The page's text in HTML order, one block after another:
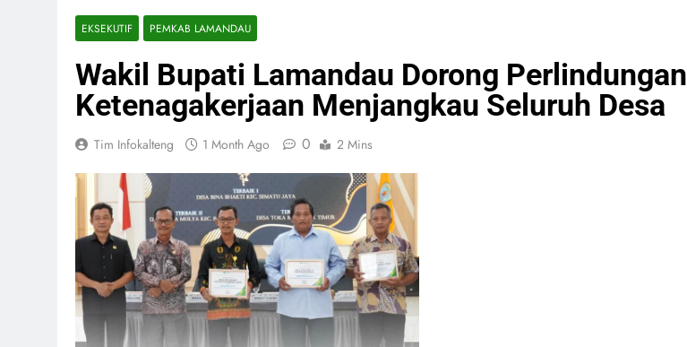
EKSEKUTIF PEMKAB LAMANDAU
Wakil Bupati Lamandau Dorong Perlindungan
Ketenagakerjaan Menjangkau Seluruh Desa
Tim Infokalteng 1 Month Ago 0 2 Mins